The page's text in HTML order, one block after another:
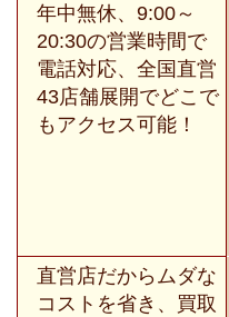
年中無休、9:00～
20:30の営業時間で
電話対応、全国直営
43店舗展開でどこで
もアクセス可能！
直営店だからムダな
コストを省き、買取